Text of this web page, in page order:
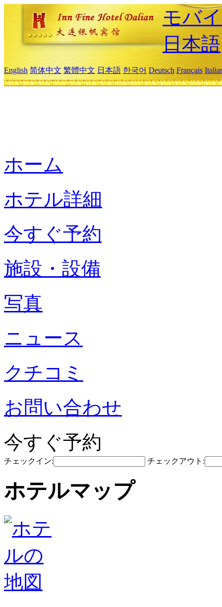
モバ
日本語
English 简体中文 繁體中文 日本語 한국어 Deutsch Français
ホーム
ホテル詳細
今すぐ予約
施設・設備
写真
ニュース
クチコミ
お問い合わせ
今すぐ予約
チェックイン: チェックアウト:
ホテルマップ